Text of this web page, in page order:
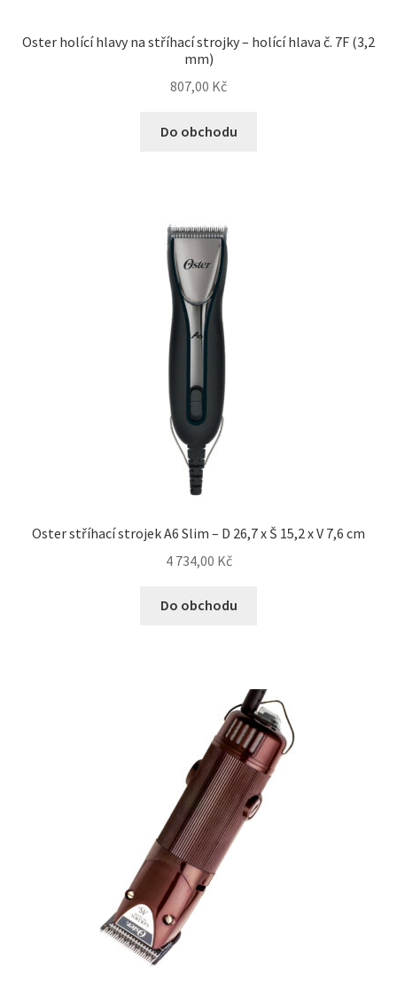
Oster holící hlavy na stříhací strojky – holící hlava č. 7F (3,2
mm)
807,00 Kč
Do obchodu
Oster stříhací strojek A6 Slim – D 26,7 x Š 15,2 x V 7,6 cm
4 734,00 Kč
Do obchodu